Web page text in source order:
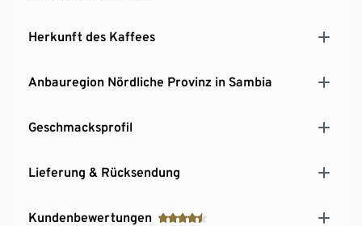
Herkunft des Kaffees
Anbauregion Nördliche Provinz​ in Sambia
Geschmacksprofil
Lieferung & Rücksendung
Kundenbewertungen